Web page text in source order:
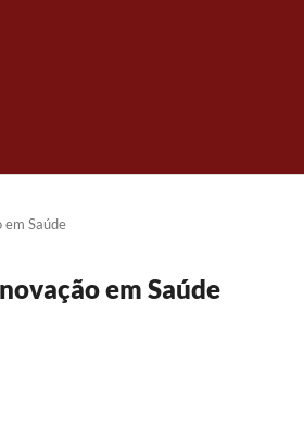
Saúde
em Saúde